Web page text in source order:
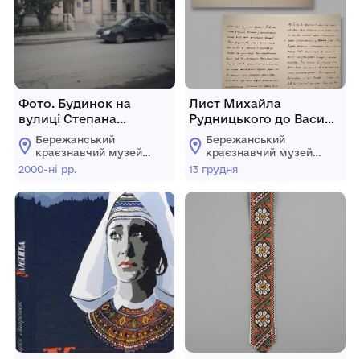
Фото. Будинок на
вулиці Степана
Бандери
Бережанський
краєзнавчий музей
Бережанської
міської ради
Тернопільської
області
2000-ні рр.
Лист Михайла
Рудницького до Василя
Стефаника. 13. XII. 1925
р. Фотокопія.
Бережанський
краєзнавчий музей
Бережанської
міської ради
Тернопільської
13 грудня